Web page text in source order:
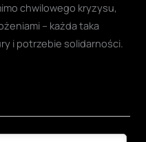
chwilowego kryzysu,
– każda taka
i potrzebie solidarności.